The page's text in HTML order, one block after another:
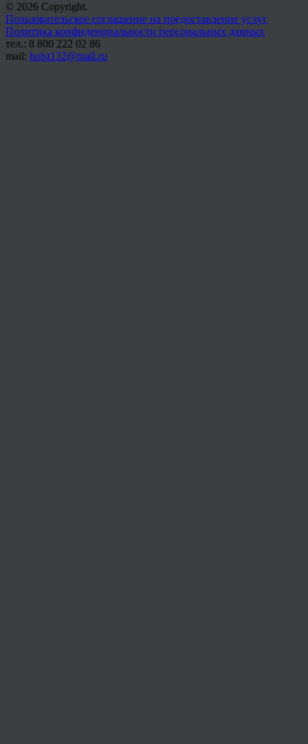
© 2026 Copyright.
Пользовательское соглашение на предоставление услуг
Политика конфиденциальности персональных данных
тел.: 8 800 222 02 86
mail: holst132@mail.ru